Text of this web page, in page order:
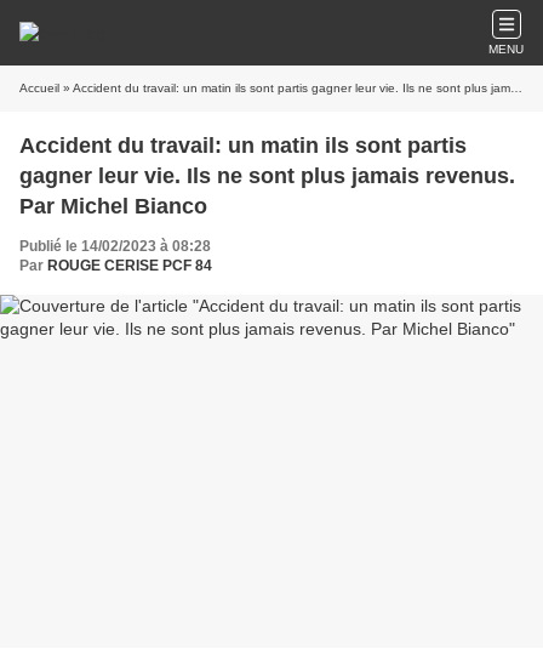
MENU
Accueil » Accident du travail: un matin ils sont partis gagner leur vie. Ils ne sont plus jamais revenus. Par Michel Bianco
Accident du travail: un matin ils sont partis
gagner leur vie. Ils ne sont plus jamais revenus.
Par Michel Bianco
Publié le 14/02/2023 à 08:28
Par ROUGE CERISE PCF 84